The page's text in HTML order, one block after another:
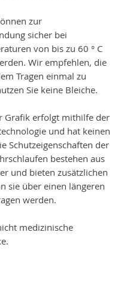
zur
sicher bei
von bis zu 60 ° C
Wir empfehlen, die
Tragen einmal zu
Sie keine Bleiche.
Grafik erfolgt mithilfe der
und hat keinen
Schutzeigenschaften der
bestehen aus
und bieten zusätzlichen
sie über einen längeren
werden.
medizinische